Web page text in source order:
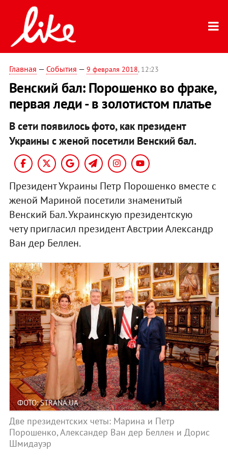
Главная — События — 9 февраля 2018, 12:23
Венский бал: Порошенко во фраке,
первая леди - в золотистом платье
В сети появилось фото, как президент
Украины с женой посетили Венский бал.
Президент Украины Петр Порошенко вместе с
женой Мариной посетили знаменитый
Венский Бал. Украинскую президентскую
чету пригласил президент Австрии Александр
Ван дер Беллен.
ФОТО: STRANA.UA
Две президентских четы: Марина и Петр
Порошенко, Александер Ван дер Беллен и Дорис
Шмидауэр